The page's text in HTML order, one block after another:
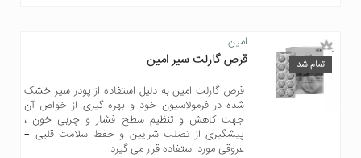
تمام شد
امین
قرص گارلت سیر امین
قرص گارلت امین به دلیل استفاده از پودر سیر خشک
شده در فرمولاسیون خود و بهره گیری از خواص آن
جهت کاهش و تنظیم سطح فشار و چربی خون ،
پیشگیری از تصلب شرایین و حفظ سلامت قلبی –
عروقی مورد استفاده قرار می گیرد